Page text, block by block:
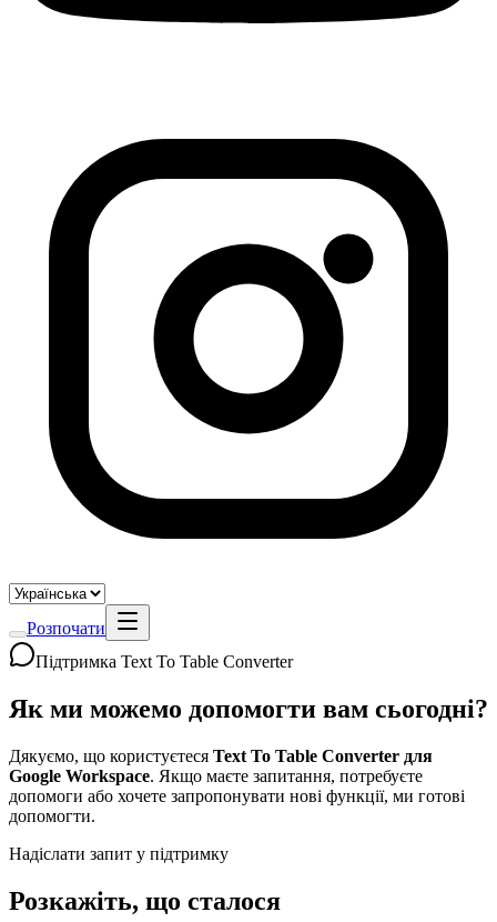
Розпочати
Підтримка Text To Table Converter
Як ми можемо допомогти вам сьогодні?
Дякуємо, що користуєтеся Text To Table Converter для
Google Workspace. Якщо маєте запитання, потребуєте
допомоги або хочете запропонувати нові функції, ми готові
допомогти.
Надіслати запит у підтримку
Розкажіть, що сталося